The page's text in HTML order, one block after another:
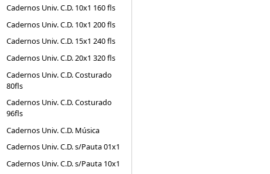
Cadernos Univ. C.D. 10x1 160 fls
Cadernos Univ. C.D. 10x1 200 fls
Cadernos Univ. C.D. 15x1 240 fls
Cadernos Univ. C.D. 20x1 320 fls
Cadernos Univ. C.D. Costurado
80fls
Cadernos Univ. C.D. Costurado
96fls
Cadernos Univ. C.D. Música
Cadernos Univ. C.D. s/Pauta 01x1
Cadernos Univ. C.D. s/Pauta 10x1